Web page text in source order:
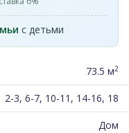
с детьми
73.5 м2
2-3, 6-7, 10-11, 14-16, 18
Дом